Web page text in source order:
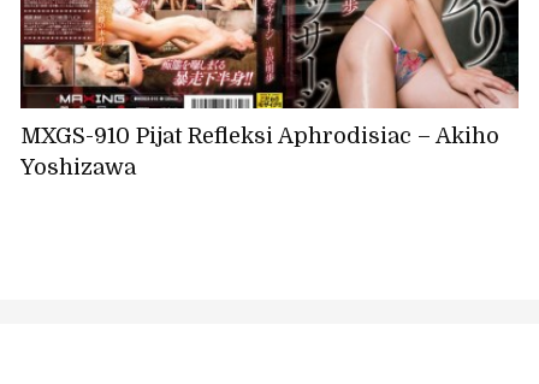
MXGS-910 Pijat Refleksi Aphrodisiac – Akiho
Yoshizawa